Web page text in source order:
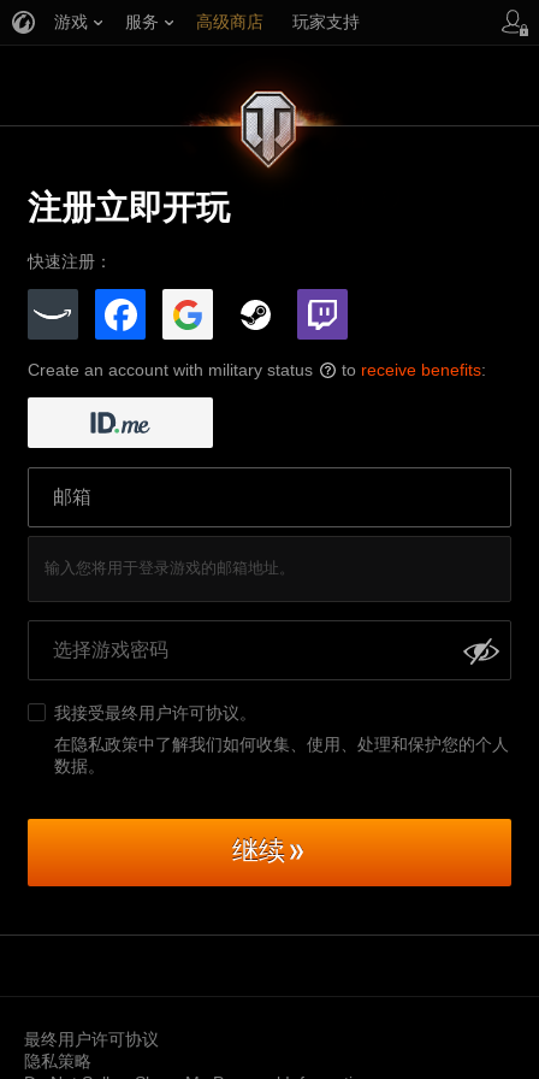
游戏 服务 高级商店 玩家支持
注册立即开玩
快速注册：
Create an account with military status ? to receive benefits:
输入您将用于登录游戏的邮箱地址。
我接受最终用户许可协议。
在隐私政策中了解我们如何收集、使用、处理和保护您的个人
数据。
继续
最终用户许可协议
隐私策略